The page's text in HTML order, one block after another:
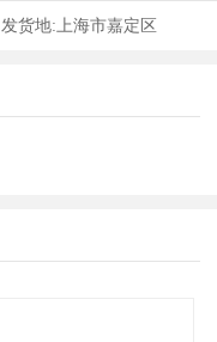
发货地:上海市嘉定区